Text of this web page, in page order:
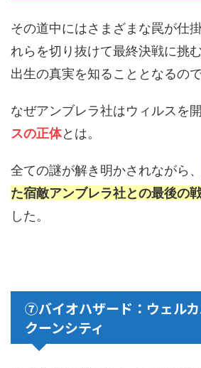
その道中にはさまざまな罠が仕
れらを切り抜けて最終決戦に挑
出生の真実を知ることとなるので
なぜアンブレラ社はウィルスを
スの正体とは。
全ての謎が解き明かされながら、
た宿敵アンブレラ社との最後の
した。
⑦バイオハザード：ウェル
クーンシティ